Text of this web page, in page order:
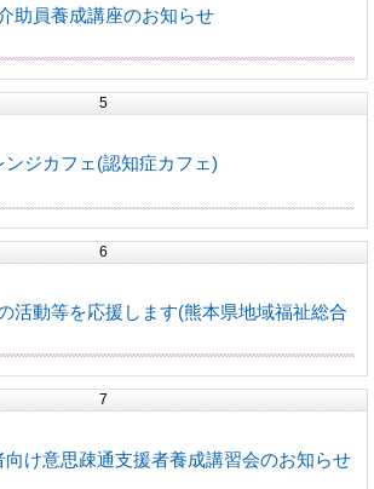
助員養成講座のお知らせ
5
ンジカフェ(認知症カフェ)
6
活動等を応援します(熊本県地域福祉総合
7
け意思疎通支援者養成講習会のお知らせ